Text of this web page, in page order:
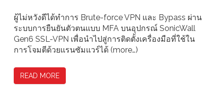
ผู้ไม่หวังดีได้ทำการ Brute-force VPN และ Bypass ผ่าน
ระบบการยืนยันตัวตนแบบ MFA บนอุปกรณ์ SonicWall
Gen6 SSL-VPN เพื่อนำไปสู่การติดตั้งเครื่องมือที่ใช้ใน
การโจมตีด้วยแรนซัมแวร์ได้ (more…)
READ MORE